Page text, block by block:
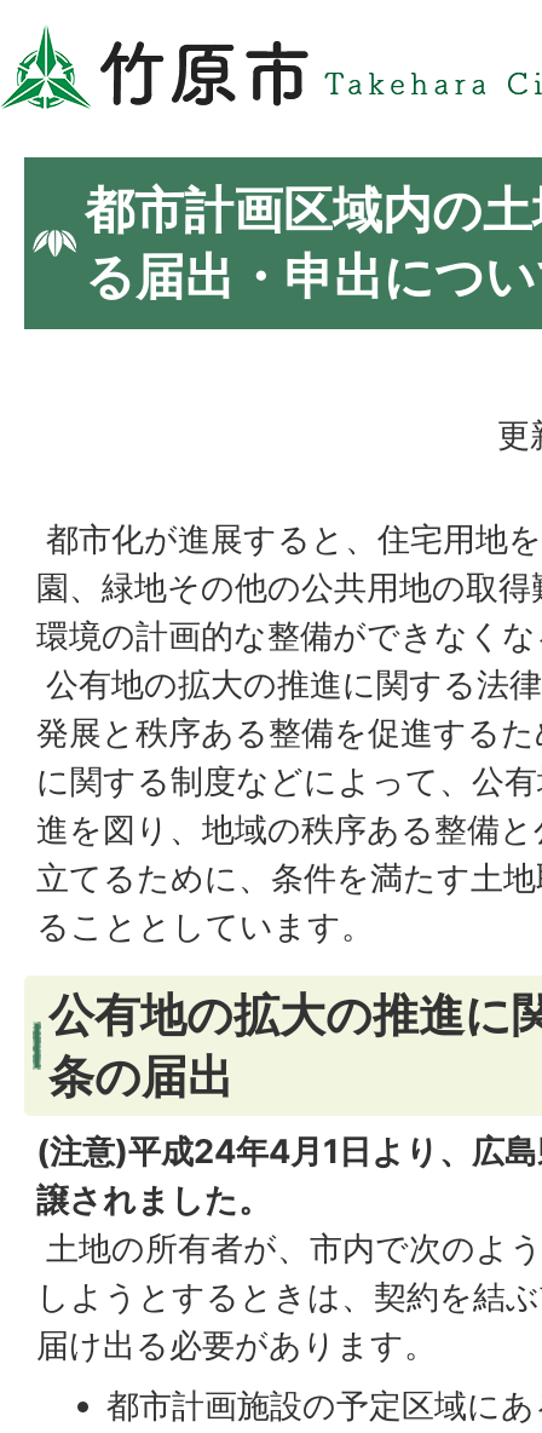
都市計画区域内の
る届出・申出につ
更
都市化が進展すると、住宅用地
園、緑地その他の公共用地の取
環境の計画的な整備ができなく
公有地の拡大の推進に関する法
発展と秩序ある整備を促進する
に関する制度などによって、公
進を図り、地域の秩序ある整備
立てるために、条件を満たす土
ることとしています。
公有地の拡大の推進に
条の届出
(注意)平成24年4月1日より、広
譲されました。
土地の所有者が、市内で次のよ
しようとするときは、契約を結
届け出る必要があります。
都市計画施設の予定区域に